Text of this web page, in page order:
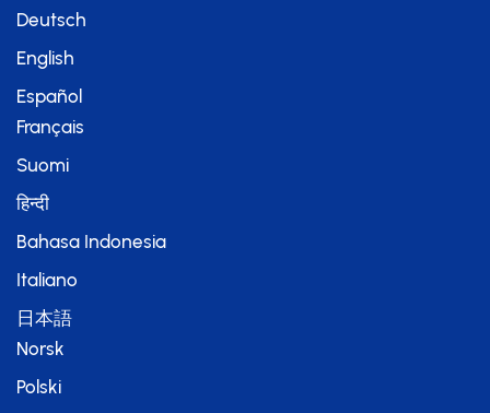
Deutsch
English
Español
Français
Suomi
हिन्दी
Bahasa Indonesia
Italiano
日本語
Norsk
Polski